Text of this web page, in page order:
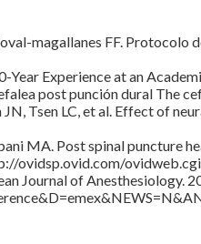
magallanes FF.
Experience at an
post punción dural The
JN, Tsen LC, et al. Effect of
MA. Post spinal
ovidsp.ovid.com/
Journal of